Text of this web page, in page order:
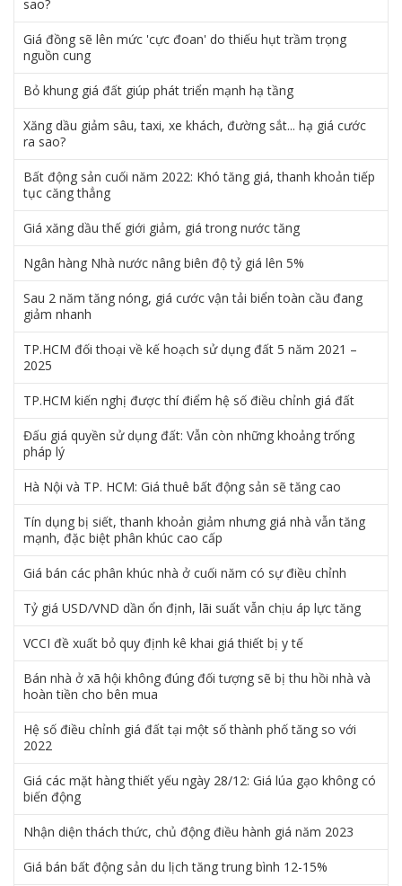
sao?
Giá đồng sẽ lên mức 'cực đoan' do thiếu hụt trầm trọng
nguồn cung
Bỏ khung giá đất giúp phát triển mạnh hạ tầng
Xăng dầu giảm sâu, taxi, xe khách, đường sắt... hạ giá cước
ra sao?
Bất động sản cuối năm 2022: Khó tăng giá, thanh khoản tiếp
tục căng thẳng
Giá xăng dầu thế giới giảm, giá trong nước tăng
Ngân hàng Nhà nước nâng biên độ tỷ giá lên 5%
Sau 2 năm tăng nóng, giá cước vận tải biển toàn cầu đang
giảm nhanh
TP.HCM đối thoại về kế hoạch sử dụng đất 5 năm 2021 –
2025
TP.HCM kiến nghị được thí điểm hệ số điều chỉnh giá đất
Đấu giá quyền sử dụng đất: Vẫn còn những khoảng trống
pháp lý
Hà Nội và TP. HCM: Giá thuê bất động sản sẽ tăng cao
Tín dụng bị siết, thanh khoản giảm nhưng giá nhà vẫn tăng
mạnh, đặc biệt phân khúc cao cấp
Giá bán các phân khúc nhà ở cuối năm có sự điều chỉnh
Tỷ giá USD/VND dần ổn định, lãi suất vẫn chịu áp lực tăng
VCCI đề xuất bỏ quy định kê khai giá thiết bị y tế
Bán nhà ở xã hội không đúng đối tượng sẽ bị thu hồi nhà và
hoàn tiền cho bên mua
Hệ số điều chỉnh giá đất tại một số thành phố tăng so với
2022
Giá các mặt hàng thiết yếu ngày 28/12: Giá lúa gạo không có
biến động
Nhận diện thách thức, chủ động điều hành giá năm 2023
Giá bán bất động sản du lịch tăng trung bình 12-15%